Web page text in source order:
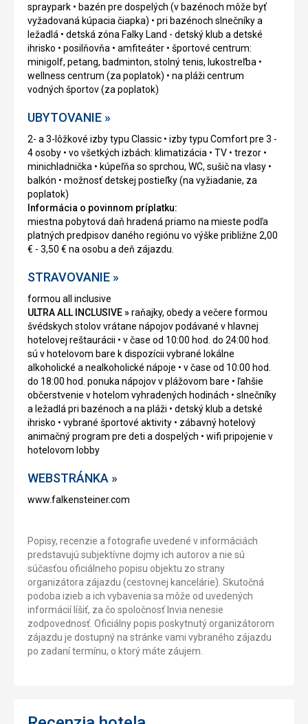
spraypark • bazén pre dospelých (v bazénoch môže byť
vyžadovaná kúpacia čiapka) • pri bazénoch slnečníky a
ležadlá • detská zóna Falky Land - detský klub a detské
ihrisko • posilňovňa • amfiteáter • športové centrum:
minigolf, petang, badminton, stolný tenis, lukostreľba •
wellness centrum (za poplatok) • na pláži centrum
vodných športov (za poplatok)
UBYTOVANIE »
2- a 3-lôžkové izby typu Classic • izby typu Comfort pre 3 -
4 osoby • vo všetkých izbách: klimatizácia • TV • trezor •
minichladnička • kúpeľňa so sprchou, WC, sušič na vlasy •
balkón • možnosť detskej postieľky (na vyžiadanie, za
poplatok)
Informácia o povinnom príplatku:
miestna pobytová daň hradená priamo na mieste podľa
platných predpisov daného regiónu vo výške približne 2,00
€ - 3,50 € na osobu a deň zájazdu.
STRAVOVANIE »
formou all inclusive
ULTRA ALL INCLUSIVE »raňajky, obedy a večere formou
švédskych stolov vrátane nápojov podávané v hlavnej
hotelovej reštaurácii • v čase od 10:00 hod. do 24:00 hod.
sú v hotelovom bare k dispozícii vybrané lokálne
alkoholické a nealkoholické nápoje • v čase od 10:00 hod.
do 18:00 hod. ponuka nápojov v plážovom bare • ľahšie
občerstvenie v hotelom vyhradených hodinách • slnečníky
a ležadlá pri bazénoch a na pláži • detský klub a detské
ihrisko • vybrané športové aktivity • zábavný hotelový
animačný program pre deti a dospelých • wifi pripojenie v
hotelovom lobby
WEBSTRÁNKA »
www.falkensteiner.com
Popisy, recenzie a fotografie uvedené v informáciách
predstavujú subjektívne dojmy ich autorov a nie sú
súčasťou oficiálneho popisu objektu zo strany
organizátora zájazdu (cestovnej kancelárie). Skutočná
podoba izieb a ich vybavenia sa môže od uvedených
informácií líšiť, za čo spoločnosť Invia nenesie
zodpovednosť. Oficiálny popis poskytnutý organizátorom
zájazdu je dostupný na stránke vami vybraného zájazdu
po zadaní termínu, o ktorý máte záujem.